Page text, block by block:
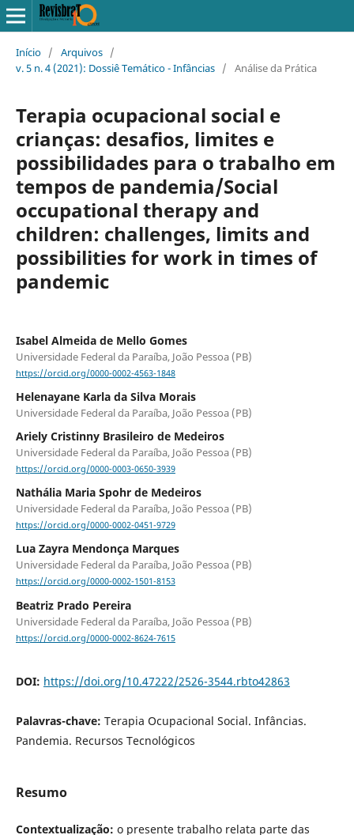
Início / Arquivos /
v. 5 n. 4 (2021): Dossiê Temático - Infâncias / Análise da Prática
Terapia ocupacional social e
crianças: desafios, limites e
possibilidades para o trabalho em
tempos de pandemia/Social
occupational therapy and
children: challenges, limits and
possibilities for work in times of
pandemic
Isabel Almeida de Mello Gomes
Universidade Federal da Paraíba, João Pessoa (PB)
https://orcid.org/0000-0002-4563-1848
Helenayane Karla da Silva Morais
Universidade Federal da Paraíba, João Pessoa (PB)
Ariely Cristinny Brasileiro de Medeiros
Universidade Federal da Paraíba, João Pessoa (PB)
https://orcid.org/0000-0003-0650-3939
Nathália Maria Spohr de Medeiros
Universidade Federal da Paraíba, João Pessoa (PB)
https://orcid.org/0000-0002-0451-9729
Lua Zayra Mendonça Marques
Universidade Federal da Paraíba, João Pessoa (PB)
https://orcid.org/0000-0002-1501-8153
Beatriz Prado Pereira
Universidade Federal da Paraíba, João Pessoa (PB)
https://orcid.org/0000-0002-8624-7615
DOI: https://doi.org/10.47222/2526-3544.rbto42863
Palavras-chave: Terapia Ocupacional Social. Infâncias.
Pandemia. Recursos Tecnológicos
Resumo
Contextualização: o presente trabalho relata parte das